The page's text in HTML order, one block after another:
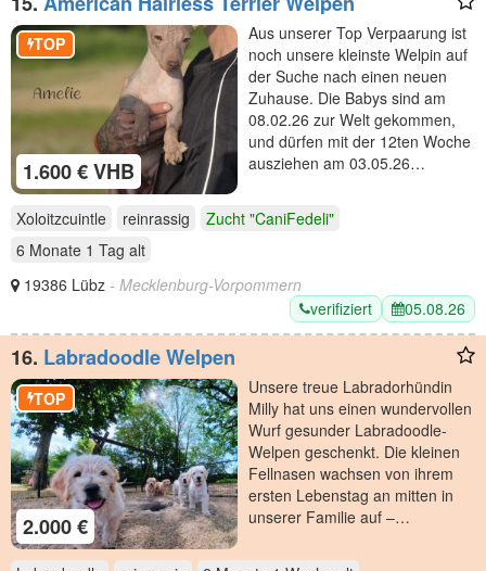
1.600 € VHB
TOP
Aus unserer Top Verpaarung ist
noch unsere kleinste Welpin auf
der Suche nach einen neuen
Zuhause. Die Babys sind am
08.02.26 zur Welt gekommen,
und dürfen mit der 12ten Woche
ausziehen am 03.05.26…
Xoloitzcuintle reinrassig
Zucht "CaniFedeli"
6 Monate 1 Tag alt
19386 Lübz - Mecklenburg-Vorpommern
verifiziert
05.08.26
16. Labradoodle Welpen
2.000 €
TOP
Unsere treue Labradorhündin
Milly hat uns einen wundervollen
Wurf gesunder Labradoodle-
Welpen geschenkt. Die kleinen
Fellnasen wachsen von ihrem
ersten Lebenstag an mitten in
unserer Familie auf –…